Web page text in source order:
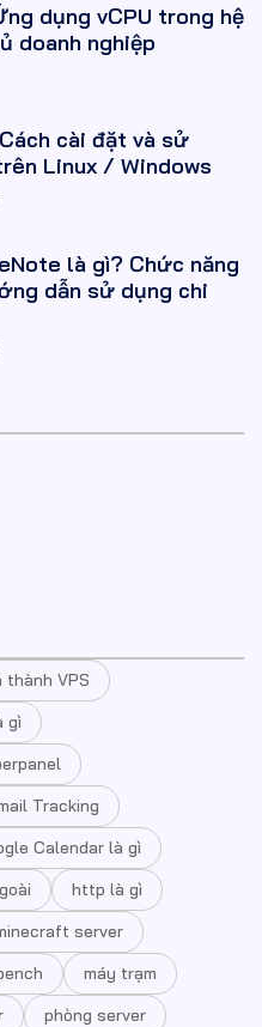
dụng vCPU trong hệ
doanh nghiệp
cài đặt và sử
Linux / Windows
là gì? Chức năng
dẫn sử dụng chi
thành VPS
gì
Tracking
Calendar là gì
http là gì
server
máy trạm
phòng server